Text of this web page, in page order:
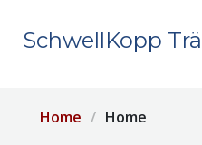
SchwellKopp
Home Home